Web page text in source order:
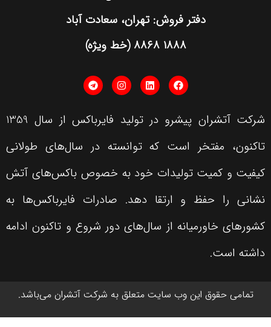
سعادت آباد
شرکت آتشران پیشرو در تولید فایرباکس از سال 1359
در سال‌های طولانی
خود به خصوص باکس‌های آتش
صادرات فایرباکس‌ها به
دور شروع و تاکنون ادامه
به شرکت آتشران می‌باشد.